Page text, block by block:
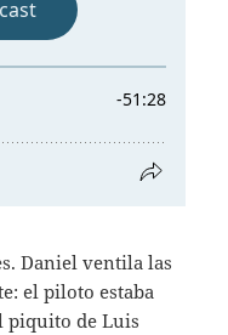
Daniel ventila las
el piloto estaba
piquito de Luis